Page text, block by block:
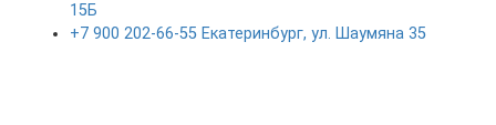
15Б
+7 900 202-66-55 Екатеринбург, ул. Шаумяна 35